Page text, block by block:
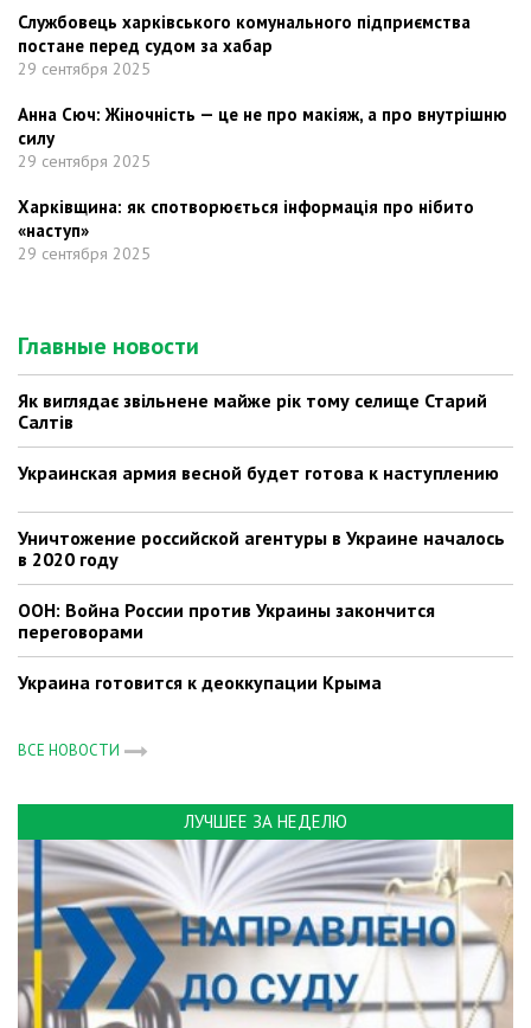
Службовець харківського комунального підприємства
постане перед судом за хабар
29 сентября 2025
Анна Сюч: Жіночність — це не про макіяж, а про внутрішню
силу
29 сентября 2025
Харківщина: як спотворюється інформація про нібито
«наступ»
29 сентября 2025
Главные новости
Як виглядає звільнене майже рік тому селище Старий
Салтів
Украинская армия весной будет готова к наступлению
Уничтожение российской агентуры в Украине началось
в 2020 году
ООН: Война России против Украины закончится
переговорами
Украина готовится к деоккупации Крыма
ВСЕ НОВОСТИ
ЛУЧШЕЕ ЗА НЕДЕЛЮ